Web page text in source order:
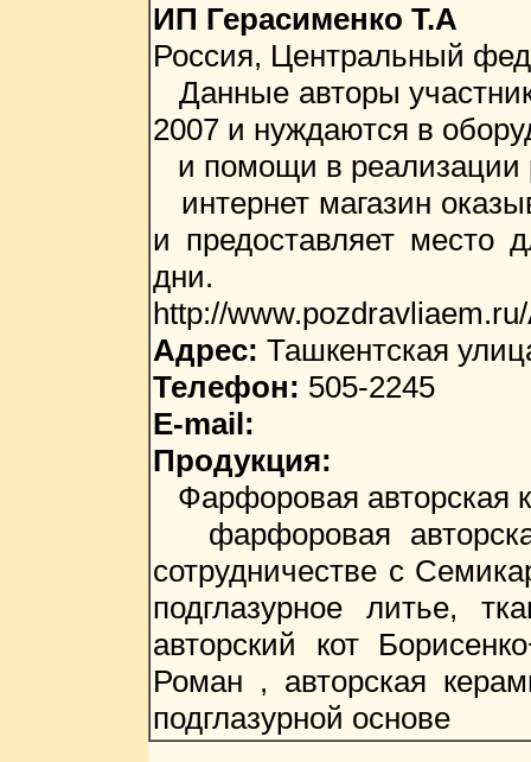
ИП Герасименко Т.А
Россия, Центральный
Данные авторы
2007 и нуждаются в
и помощи в реализации
интернет магазин
и предоставляет место
дни.
http://
Адрес: Ташкентская
Телефон: 505-2245
E-mail:
Продукция:
Фарфоровая авторская
фарфоровая
сотрудничестве с
подглазурное литье,
авторский кот
Роман , авторская
подглазурной основе